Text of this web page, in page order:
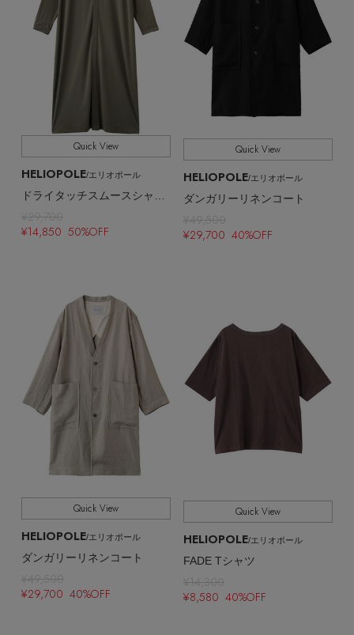
Quick View
HELIOPOLE/エリオポール
¥29,700
¥14,850 50%OFF
Quick View
HELIOPOLE/エリオポール
ダンガリーリネンコート
¥49,500
¥29,700 40%OFF
Quick View
HELIOPOLE/エリオポール
ダンガリーリネンコート
¥49,500
¥29,700 40%OFF
Quick View
HELIOPOLE/エリオポール
FADE Tシャツ
¥14,300
¥8,580 40%OFF